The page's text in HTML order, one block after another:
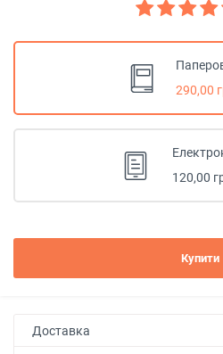
290,00
120,00
Купити
Доставка